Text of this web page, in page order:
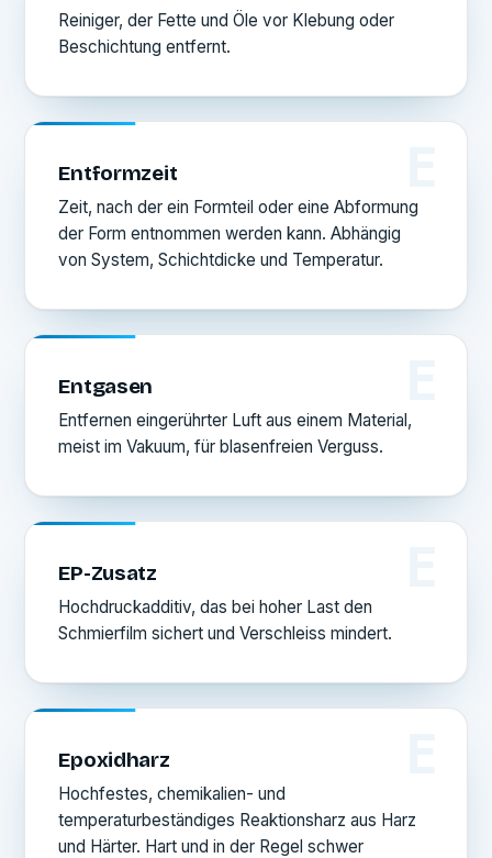
Reiniger, der Fette und Öle vor Klebung oder
Beschichtung entfernt.
Entformzeit
Zeit, nach der ein Formteil oder eine Abformung
der Form entnommen werden kann. Abhängig
von System, Schichtdicke und Temperatur.
Entgasen
Entfernen eingerührter Luft aus einem Material,
meist im Vakuum, für blasenfreien Verguss.
EP-Zusatz
Hochdruckadditiv, das bei hoher Last den
Schmierfilm sichert und Verschleiss mindert.
Epoxidharz
Hochfestes, chemikalien- und
temperaturbeständiges Reaktionsharz aus Harz
und Härter. Hart und in der Regel schwer